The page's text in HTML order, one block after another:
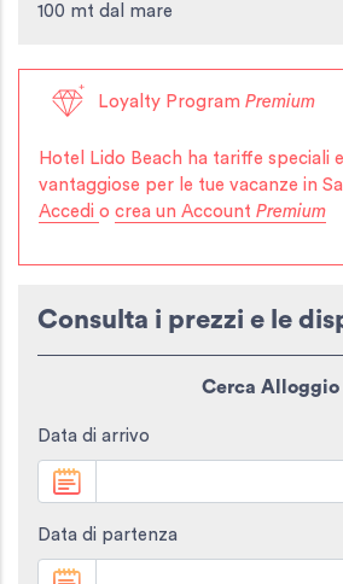
100 mt dal mare
Loyalty ProgramPremium
Hotel Lido Beach ha tariffe speciali
vantaggiose per le tue vacanze in
Accedi o crea un Account Premium
Consulta i prezzi e le
Cerca Alloggio
Data di arrivo
Data di partenza